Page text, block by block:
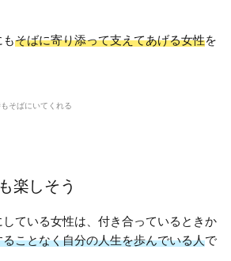
そばに寄り添って支えてあげる女性を
楽しそう
ている女性は、付き合っているときか
ることなく自分の人生を歩んでいる人で